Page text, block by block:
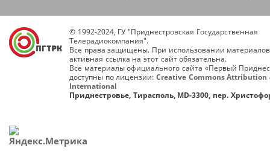
© 1992-2024, ГУ "Приднестровская Государственная
Телерадиокомпания".
Все права защищены. При использовании
активная ссылка на этот сайт обязательна.
Все материалы официального сайта «Первый
доступны по лицензии: Creative Commons Attribution
International
Приднестровье, Тирасполь, MD-3300, пер.